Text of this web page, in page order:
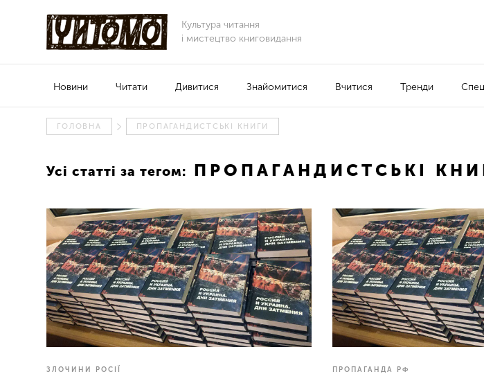
Культура читання
і мистецтво книговидання
Новини Читати Дивитися Знайомитися Вчитися Тренди
ГОЛОВНА ПРОПАГАНДИСТСЬКІ КНИГИ
Усі статті за тегом: ПРОПАГАНДИСТСЬКІ
ЗЛОЧИНИ РОСІЇ ПРОПАГАНДА РФ